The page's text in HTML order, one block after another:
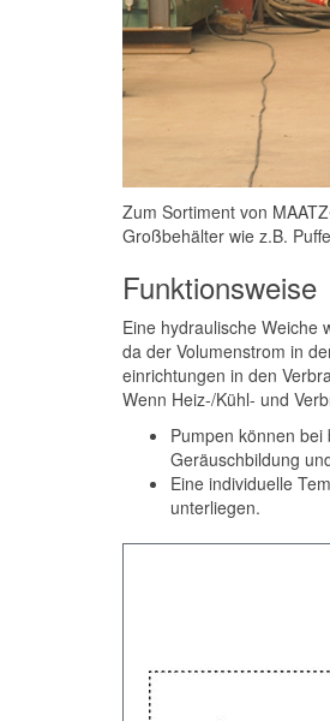
Zum Sortiment von
Großbehälter wie z.B.
Funktionsweise
Eine hydraulische Weiche
da der Volumenstrom in
einrichtungen in den
Wenn Heiz-/Kühl- und
Pumpen können
Geräuschbildung
Eine individuelle
unterliegen.